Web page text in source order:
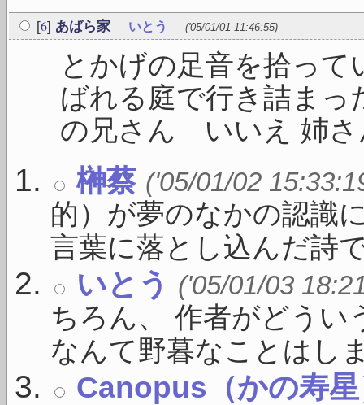
[6] あばら家 いとう ('05/01/01 11:46:55)
とかげの足音を拾っ
ばれる庭で行き詰まっ
の兄さん いいえ 姉さ
榊蔡 ('05/01/02
的）が夢のなかの認識
言葉に落とし込んだ詩
いとう ('05/01/03
ちろん、 作者がどうい
なんて野暮なことはし
Canopus（かの寿